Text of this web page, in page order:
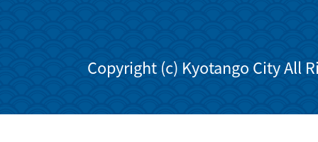
Copyright (c) Kyotango City All